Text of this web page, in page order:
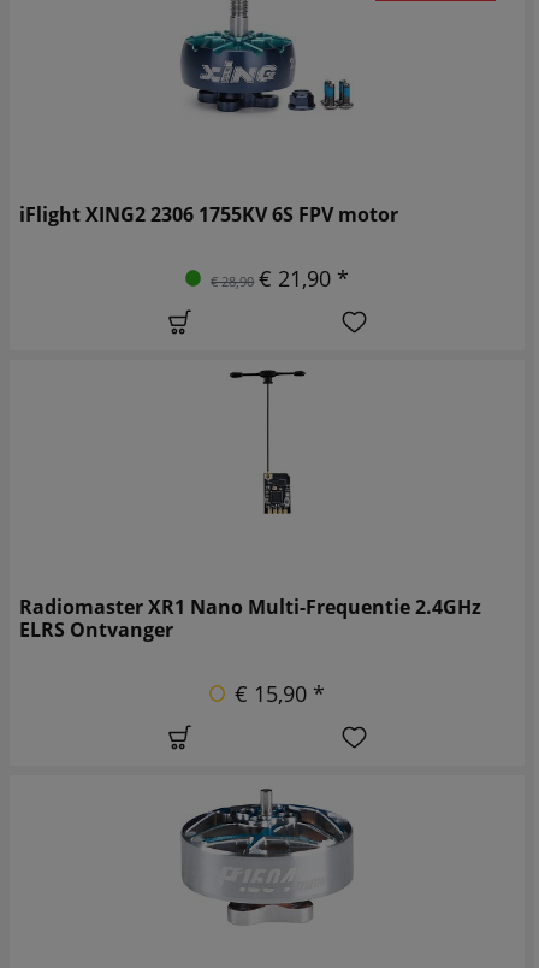
iFlight XING2 2306 1755KV 6S FPV motor
€ 28,90 € 21,90 *
Radiomaster XR1 Nano Multi-Frequentie 2.4GHz
ELRS Ontvanger
€ 15,90 *